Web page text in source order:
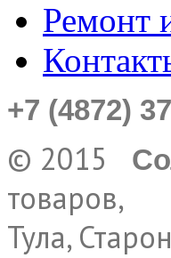
Ремонт
+7 (4872)
© 2015
товаров,
Тула,